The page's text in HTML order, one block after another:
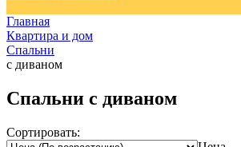
Главная
Квартира и дом
Спальни
с диваном
Спальни с диваном
Сортировать: